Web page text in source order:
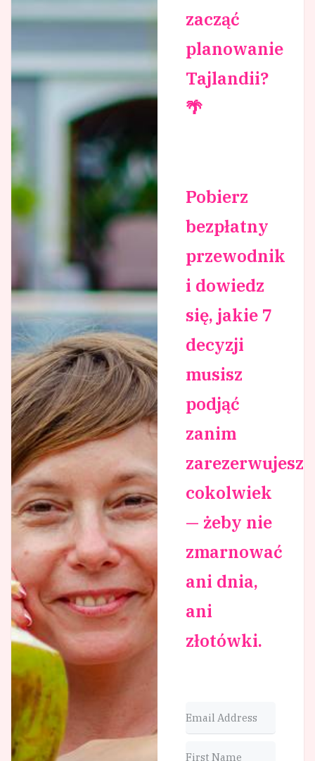
zacząć
planowanie
Tajlandii?
🌴
Pobierz
bezpłatny
przewodnik
i dowiedz
się, jakie 7
decyzji
musisz
podjąć
zanim
zarezerwujesz
cokolwiek
— żeby nie
zmarnować
ani dnia,
ani
złotówki.